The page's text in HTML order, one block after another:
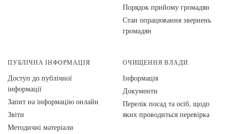
Порядок прийому громадян
Стан опрацювання звернень
громадян
ПУБЛІЧНА ІНФОРМАЦІЯ
Доступ до публічної
інформації
Запит на інформацію онлайн
Звіти
Методичні матеріали
ОЧИЩЕННЯ ВЛАДИ
Інформація
Документи
Перелік посад та осіб, щодо
яких проводиться перевірка